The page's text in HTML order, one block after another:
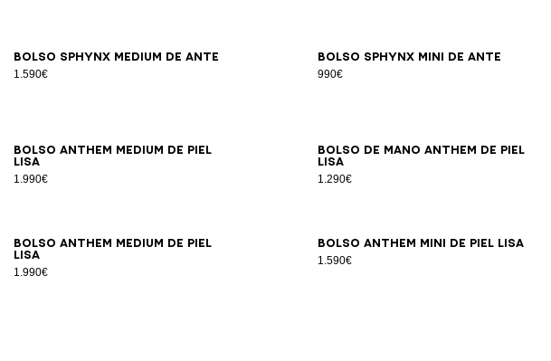
Bolso SPHYNX Medium de ante
1.590€
Bolso SPHYNX Mini de ante
990€
Bolso Anthem Medium de piel
lisa
1.990€
Bolso de mano Anthem de piel
lisa
1.290€
Bolso ANTHEM Medium de piel
lisa
1.990€
Bolso ANTHEM Mini de piel lisa
1.590€